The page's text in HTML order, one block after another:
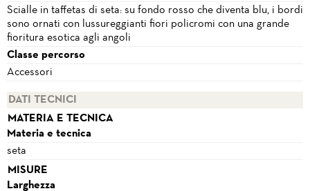
Scialle in taffetas di seta: su fondo rosso che diventa blu, i bordi
sono ornati con lussureggianti fiori policromi con una grande
fioritura esotica agli angoli
Classe percorso
Accessori
DATI TECNICI
MATERIA E TECNICA
Materia e tecnica
seta
MISURE
Larghezza